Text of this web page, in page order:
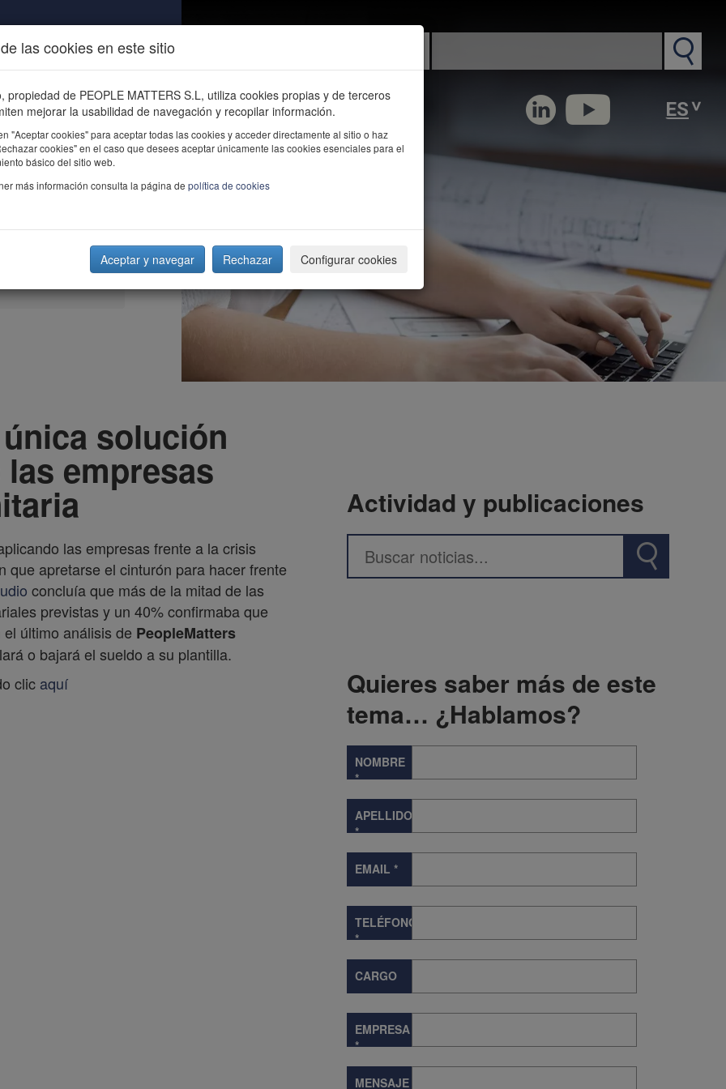
ÚNETE CONTACTO
las empresas frente
solución
empresas
las empresas frente a la crisis
apretarse el cinturón para hacer frente
concluía que más de la mitad de las
previstas y un 40% confirmaba que
último análisis de PeopleMatters
o bajará el sueldo a su plantilla.
clic aquí
Actividad y publicaciones
Quieres saber más de este
tema… ¿Hablamos?
NOMBRE
*
APELLIDOS
*
EMAIL*
TELÉFONO
*
CARGO
EMPRESA
*
MENSAJE
las cookies en este sitio
propiedad de PEOPLE MATTERS S.L, utiliza cookies propias y de terceros
mejorar la usabilidad de navegación y recopilar información.
"Aceptar cookies" para aceptar todas las cookies y acceder directamente al sitio o haz
cookies" en el caso que desees aceptar únicamente las cookies esenciales para el
básico del sitio web.
más información consulta la página de política de cookies
Aceptar y navegar Rechazar Configurar cookies